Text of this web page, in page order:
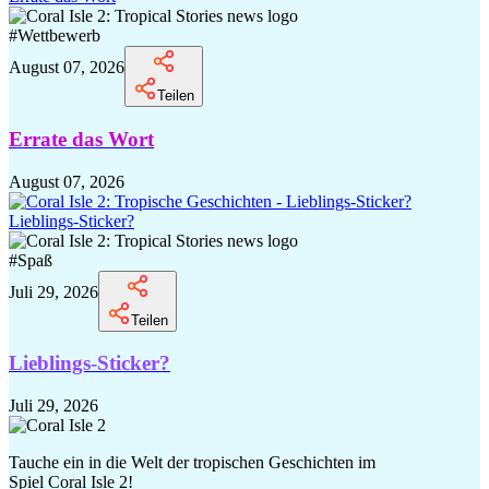
#Wettbewerb
August 07, 2026
Teilen
Errate das Wort
August 07, 2026
Lieblings-Sticker?
#Spaß
Juli 29, 2026
Teilen
Lieblings-Sticker?
Juli 29, 2026
Tauche ein in die Welt der tropischen Geschichten im
Spiel Coral Isle 2!